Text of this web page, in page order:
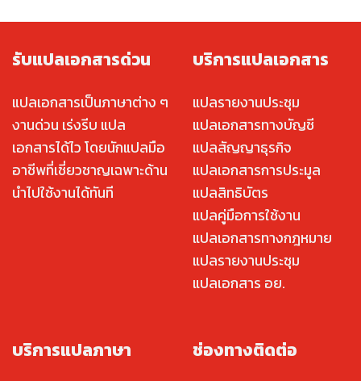
รับแปลเอกสารด่วน
แปลเอกสารเป็นภาษาต่าง ๆ
งานด่วน เร่งรีบ แปล
เอกสารได้ไว โดยนักแปลมือ
อาชีพที่เชี่ยวชาญเฉพาะด้าน
นำไปใช้งานได้ทันที
บริการแปลเอกสาร
แปลรายงานประชุม
แปลเอกสารทางบัญชี
แปลสัญญาธุรกิจ
แปลเอกสารการประมูล
แปลสิทธิบัตร
แปลคู่มือการใช้งาน
แปลเอกสารทางกฎหมาย
แปลรายงานประชุม
แปลเอกสาร อย.
บริการแปลภาษา ช่องทางติดต่อ